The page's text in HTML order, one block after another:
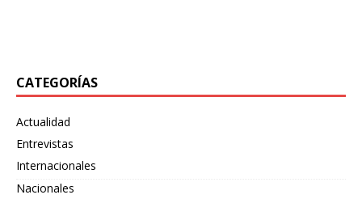
CATEGORÍAS
Actualidad
Entrevistas
Internacionales
Nacionales